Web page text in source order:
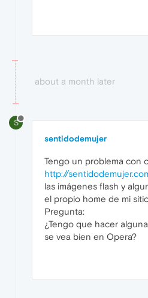
about a month later
S
sentidodemujer
Tengo un problema con
http://
las imágenes flash y
el propio home de mi
Pregunta:
¿Tengo que hacer
se vea bien en Opera?